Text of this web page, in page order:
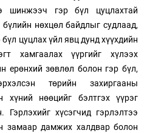
шинжээч гэр бүл цуцлахтай
нөхцөл байдлыг судлаад,
цуцлах үйл явц дунд хүүхдийн
хамгаалах үүргийг хүлээх
ерөнхий зөвлөл болон гэр бүл,
төрийн захиргааны
хүний нөөцийг бэлтгэх үүрэг
Гэрлэхийг хүсэгчид гэрлэлтээ
замаар дамжих халдвар болон